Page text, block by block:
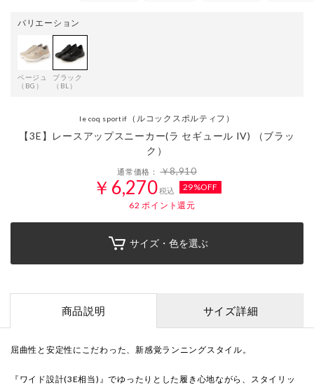
バリエーション
ベージュ
（BG）
ブラック
（BL）
le coq sportif （ルコックスポルティフ）
【3E】レースアップスニーカー(ラ セギュール IV) （ブラッ
ク）
通常価格：￥8,910
￥6,270税込
29%OFF
62 ポイント還元
サイズ・色を選ぶ
商品説明 サイズ詳細
屈曲性と安定性にこだわった、新感覚ランニングスタイル。
『ワイド設計(3E相当)』でゆったりとした履き心地ながら、スタイリッ